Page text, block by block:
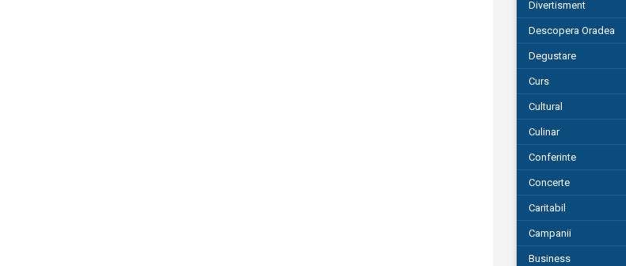
Divertisment
Descopera Oradea
Degustare
Curs
Cultural
Culinar
Conferinte
Concerte
Caritabil
Campanii
Business